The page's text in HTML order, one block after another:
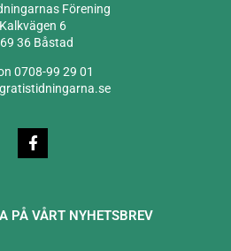
Förening
Kalkvägen 6
36 Båstad
0708-99 29 01
PÅ VÅRT NYHETSBREV